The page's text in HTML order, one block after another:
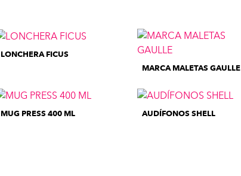
LONCHERA FICUS
MARCA MALETAS GAULLE
MUG PRESS 400 ML AUDÍFONOS SHELL